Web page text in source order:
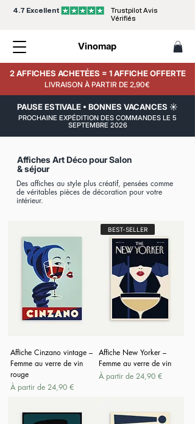
Vinomap
2 AFFICHES ACHETÉES = 1 AFFICHE OFFERTE
LIVRAISON À PARTIR DE 2,90€
4.7 Excellent
Trustpilot Avis
Vérifiés
PAUSE ESTIVALE • BONNES VACANCES ☀️
PROCHAINE EXPÉDITION DES COMMANDES LE 5
SEPTEMBRE 2026
Affiches Art Déco pour Salon
& séjour
Des affiches au style plus créatif, pensées comme
de véritables pièces de décoration pour votre
intérieur.
Affiche Cinzano vintage –
Femme au verre de vin
rouge
À partir de 24,90 €
Prix promotionnel
BEST-SELLER
Affiche New Yorker –
Femme au verre de vin
À partir de 24,90 €
Prix promotionnel